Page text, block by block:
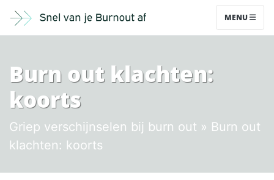
MENU
Burn out klachten:
koorts
Griep verschijnselen bij burn out » Burn out
klachten: koorts